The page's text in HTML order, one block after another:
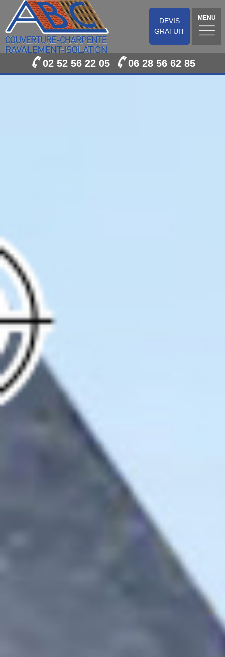
DEVIS
GRATUIT
MENU
02 52 56 22 05 06 28 56 62 85